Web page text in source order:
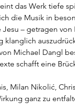
das Werk tiefe
die Musik in
– getragen
klanglich
Michael Dangl
schafft eine
Milan Nikolić,
ganz zu